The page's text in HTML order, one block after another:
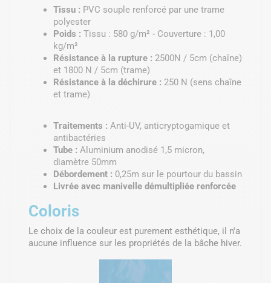
Tissu : PVC souple renforcé par une trame
polyester
Poids : Tissu : 580 g/m² - Couverture : 1,00
kg/m²
Résistance à la rupture : 2500N / 5cm (chaîne)
et 1800 N / 5cm (trame)
Résistance à la déchirure : 250 N (sens chaîne
et trame)
Traitements : Anti-UV, anticryptogamique et
antibactéries
Tube : Aluminium anodisé 1,5 micron,
diamètre 50mm
Débordement : 0,25m sur le pourtour du bassin
Livrée avec manivelle démultipliée renforcée
Coloris
Le choix de la couleur est purement esthétique, il n'a
aucune influence sur les propriétés de la bâche hiver.